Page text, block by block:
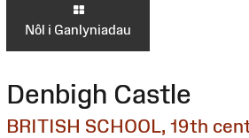
Nôl i Ganlyniadau
Denbigh Castle
BRITISH SCHOOL, 19th